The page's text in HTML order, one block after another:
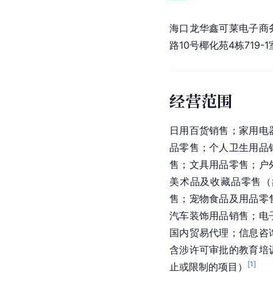
海口龙华鑫可莱电子商
路10号椰化苑4栋719-
经营范围
日用百货销售；家用
品零售；个人卫生用品
售；文具用品零售；户
美术品及收藏品零售
售；宠物食品及用品零
汽车装饰用品销售；电
国内贸易代理；信息
含涉许可审批的教育培
止或限制的项目）
[1]